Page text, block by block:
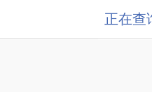
正在查